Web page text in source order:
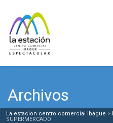
Archivos
La estacion centro comercial ibague >
SUPERMERCADO